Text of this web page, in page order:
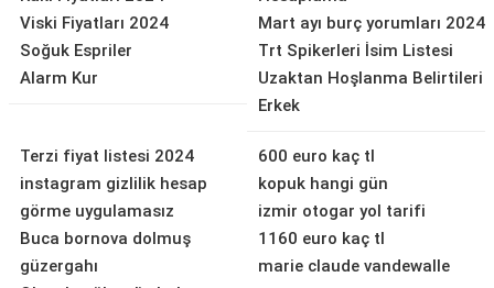
Viski Fiyatları 2024
Soğuk Espriler
Alarm Kur
Mart ayı burç yorumları 2024
Trt Spikerleri İsim Listesi
Uzaktan Hoşlanma Belirtileri
Erkek
Terzi fiyat listesi 2024
instagram gizlilik hesap
görme uygulamasız
Buca bornova dolmuş
güzergahı
600 euro kaç tl
kopuk hangi gün
izmir otogar yol tarifi
1160 euro kaç tl
marie claude vandewalle